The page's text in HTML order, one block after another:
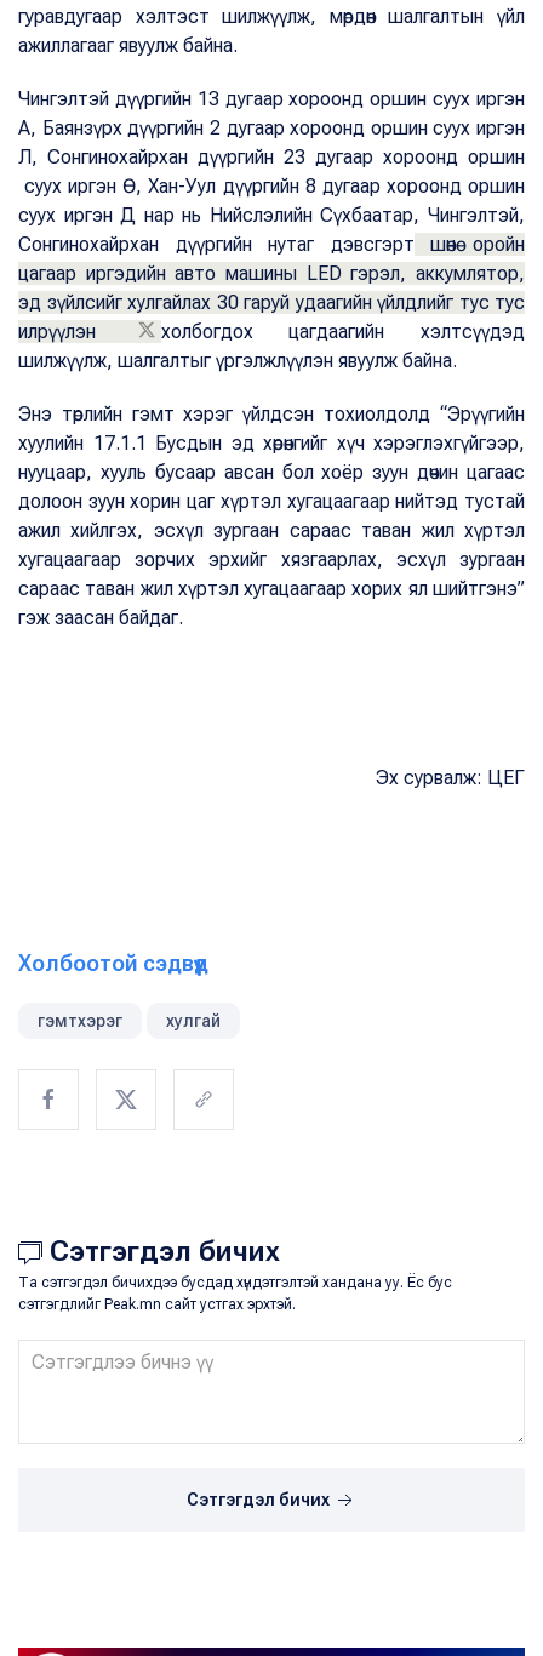
гуравдугаар хэлтэст шилжүүлж, мөрдөн шалгалтын үйл
ажиллагааг явуулж байна.
Чингэлтэй дүүргийн 13 дугаар хороонд оршин суух иргэн
А, Баянзүрх дүүргийн 2 дугаар хороонд оршин суух иргэн
Л, Сонгинохайрхан дүүргийн 23 дугаар хороонд оршин
суух иргэн Ө, Хан-Уул дүүргийн 8 дугаар хороонд оршин
суух иргэн Д нар нь Нийслэлийн Сүхбаатар, Чингэлтэй,
Сонгинохайрхан дүүргийн нутаг дэвсгэрт шөнө оройн
цагаар иргэдийн авто машины LED гэрэл, аккумлятор,
эд зүйлсийг хулгайлах 30 гаруй удаагийн үйлдлийг тус тус
илрүүлэн
холбогдох цагдаагийн хэлтсүүдэд
шилжүүлж, шалгалтыг үргэлжлүүлэн явуулж байна.
Энэ төрлийн гэмт хэрэг үйлдсэн тохиолдолд “Эрүүгийн
хуулийн 17.1.1 Бусдын эд хөрөнгийг хүч хэрэглэхгүйгээр,
нууцаар, хууль бусаар авсан бол хоёр зуун дөчин цагаас
долоон зуун хорин цаг хүртэл хугацаагаар нийтэд тустай
ажил хийлгэх, эсхүл зургаан сараас таван жил хүртэл
хугацаагаар зорчих эрхийг хязгаарлах, эсхүл зургаан
сараас таван жил хүртэл хугацаагаар хорих ял шийтгэнэ”
гэж заасан байдаг.
Эх сурвалж: ЦЕГ
Холбоотой сэдвүүд
гэмтхэрэг хулгай
Сэтгэгдэл бичих
Та сэтгэгдэл бичихдээ бусдад хүндэтгэлтэй хандана уу. Ёс бус
сэтгэгдлийг Peak.mn сайт устгах эрхтэй.
Сэтгэгдэл бичих